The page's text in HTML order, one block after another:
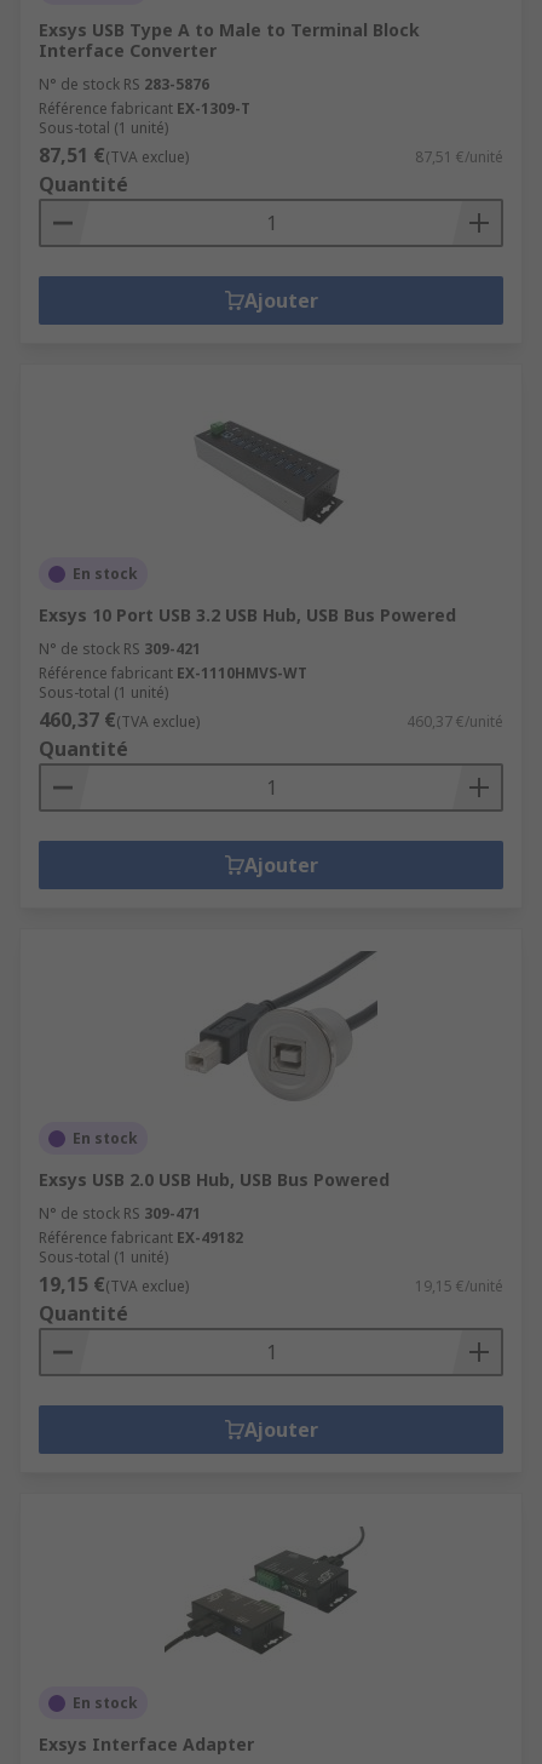
Exsys USB Type A to Male to Terminal Block
Interface Converter
N° de stock RS 283-5876
Référence fabricant EX-1309-T
Sous-total (1 unité)
87,51 €(TVA exclue) 87,51 €/unité
Quantité
Ajouter
En stock
Exsys 10 Port USB 3.2 USB Hub, USB Bus Powered
N° de stock RS 309-421
Référence fabricant EX-1110HMVS-WT
Sous-total (1 unité)
460,37 €(TVA exclue) 460,37 €/unité
Quantité
Ajouter
En stock
Exsys USB 2.0 USB Hub, USB Bus Powered
N° de stock RS 309-471
Référence fabricant EX-49182
Sous-total (1 unité)
19,15 €(TVA exclue) 19,15 €/unité
Quantité
Ajouter
En stock
Exsys Interface Adapter